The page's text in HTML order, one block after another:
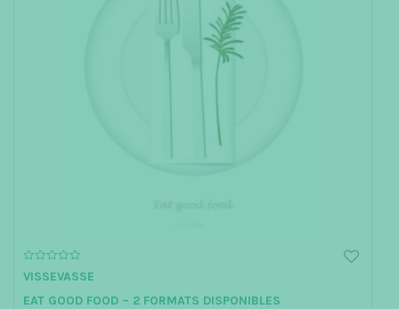
o
t
VISSEVASSE
EAT GOOD FOOD – 2 FORMATS DISPONIBLES